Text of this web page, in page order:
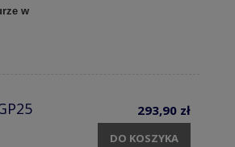
w
293,90 zł
DO KOSZYKA